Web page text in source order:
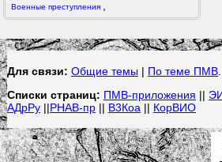
Военные преступления
Для связи: Общие темы | По теме ПМВ.
Списки страниц: ПМВ-приложения ||
АДрРу||РНАВ-пр|| В3Коа || КорВИО